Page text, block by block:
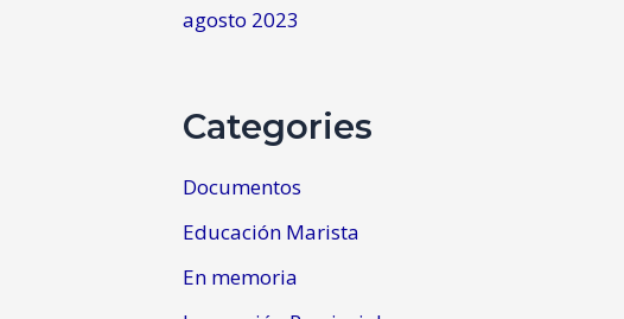
agosto 2023
Categories
Documentos
Educación Marista
En memoria